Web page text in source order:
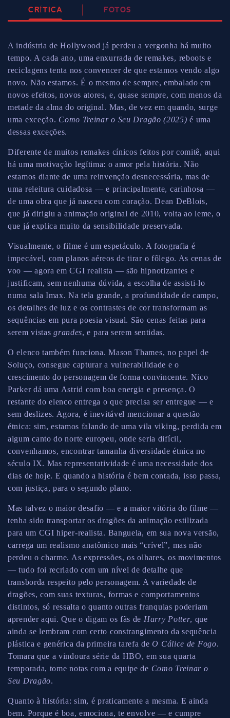
CRÍTICA FOTOS
A indústria de Hollywood já perdeu a vergonha há muito
tempo. A cada ano, uma enxurrada de remakes, reboots e
reciclagens tenta nos convencer de que estamos vendo algo
novo. Não estamos. É o mesmo de sempre, embalado em
novos efeitos, novos atores, e, quase sempre, com menos da
metade da alma do original. Mas, de vez em quando, surge
uma exceção. Como Treinar o Seu Dragão (2025) é uma
dessas exceções.
Diferente de muitos remakes cínicos feitos por comitê, aqui
há uma motivação legítima: o amor pela história. Não
estamos diante de uma reinvenção desnecessária, mas de
uma releitura cuidadosa — e principalmente, carinhosa —
de uma obra que já nasceu com coração. Dean DeBlois,
que já dirigiu a animação original de 2010, volta ao leme, o
que já explica muito da sensibilidade preservada.
Visualmente, o filme é um espetáculo. A fotografia é
impecável, com planos aéreos de tirar o fôlego. As cenas de
voo — agora em CGI realista — são hipnotizantes e
justificam, sem nenhuma dúvida, a escolha de assisti-lo
numa sala Imax. Na tela grande, a profundidade de campo,
os detalhes de luz e os contrastes de cor transformam as
sequências em pura poesia visual. São cenas feitas para
serem vistasgrandes, e para serem sentidas.
O elenco também funciona. Mason Thames, no papel de
Soluço, consegue capturar a vulnerabilidade e o
crescimento do personagem de forma convincente. Nico
Parker dá uma Astrid com boa energia e presença. O
restante do elenco entrega o que precisa ser entregue — e
sem deslizes. Agora, é inevitável mencionar a questão
étnica: sim, estamos falando de uma vila viking, perdida em
algum canto do norte europeu, onde seria difícil,
convenhamos, encontrar tamanha diversidade étnica no
século IX. Mas representatividade é uma necessidade dos
dias de hoje. E quando a história é bem contada, isso passa,
com justiça, para o segundo plano.
Mas talvez o maior desafio — e a maior vitória do filme —
tenha sido transportar os dragões da animação estilizada
para um CGI hiper-realista. Banguela, em sua nova versão,
carrega um realismo anatômico mais “crível”, mas não
perdeu o charme. As expressões, os olhares, os movimentos
— tudo foi recriado com um nível de detalhe que
transborda respeito pelo personagem. A variedade de
dragões, com suas texturas, formas e comportamentos
distintos, só ressalta o quanto outras franquias poderiam
aprender aqui. Que o digam os fãs de Harry Potter, que
ainda se lembram com certo constrangimento da sequência
plástica e genérica da primeira tarefa deO Cálice de Fogo.
Tomara que a vindoura série da HBO, em sua quarta
temporada, tome notas com a equipe de Como Treinar o
Seu Dragão.
Quanto à história: sim, é praticamente a mesma. E ainda
bem. Porque é boa, emociona, te envolve — e cumpre